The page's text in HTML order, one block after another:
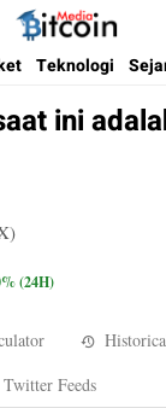
Media Indonesia
dan
Teknologi
ini
(24H)
Twitter Feeds